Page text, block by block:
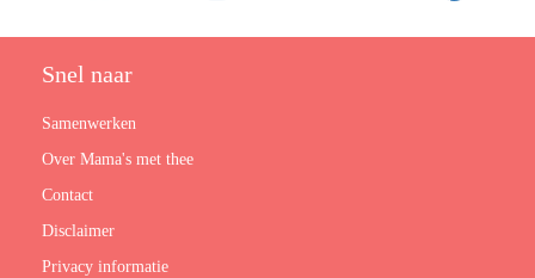
Snel naar
Samenwerken
Over Mama's met thee
Contact
Disclaimer
Privacy informatie